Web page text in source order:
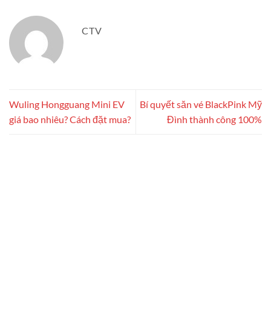
CTV
Wuling Hongguang Mini EV
giá bao nhiêu? Cách đặt mua?
Bí quyết săn vé BlackPink Mỹ
Đình thành công 100%